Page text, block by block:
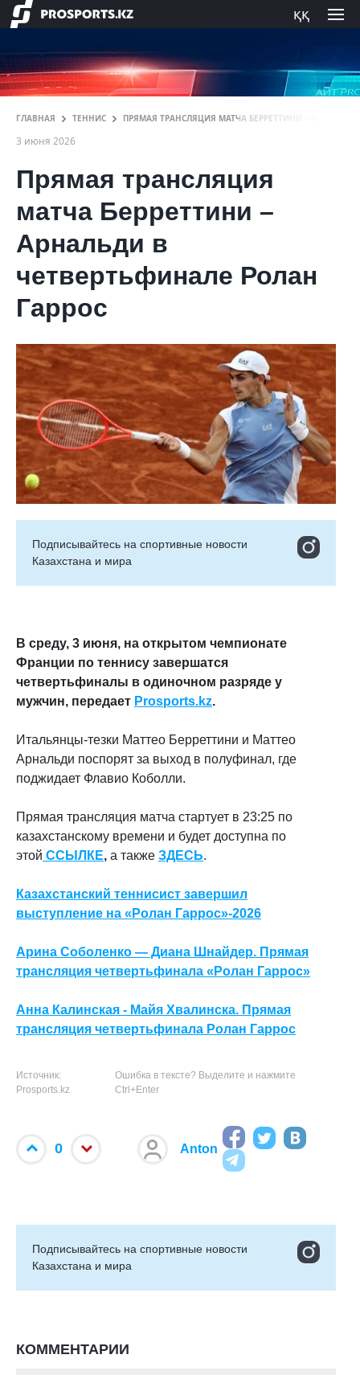
ққ
ГЛАВНАЯ ТЕННИС ПРЯМАЯ ТРАНСЛЯЦИЯ МАТЧА БЕРРЕТТИНИ –
3 июня 2026
Прямая трансляция
матча Берреттини –
Арнальди в
четвертьфинале Ролан
Гаррос
Подписывайтесь на cпортивные новости
Казахстана и мира
В среду, 3 июня, на открытом чемпионате
Франции по теннису завершатся
четвертьфиналы в одиночном разряде у
мужчин, передает Prosports.kz.
Итальянцы-тезки Маттео Берреттини и Маттео
Арнальди поспорят за выход в полуфинал, где
поджидает Флавио Коболли.
Прямая трансляция матча стартует в 23:25 по
казахстанскому времени и будет доступна по
этой ССЫЛКЕ, а также ЗДЕСЬ.
Казахстанский теннисист завершил
выступление на «Ролан Гаррос»-2026
Арина Соболенко — Диана Шнайдер. Прямая
трансляция четвертьфинала «Ролан Гаррос»
Анна Калинская - Майя Хвалинска. Прямая
трансляция четвертьфинала Ролан Гаррос
Источник:
Prosports.kz
Ошибка в тексте? Выделите и нажмите
Ctrl+Enter
0 Anton
Подписывайтесь на cпортивные новости
Казахстана и мира
КОММЕНТАРИИ